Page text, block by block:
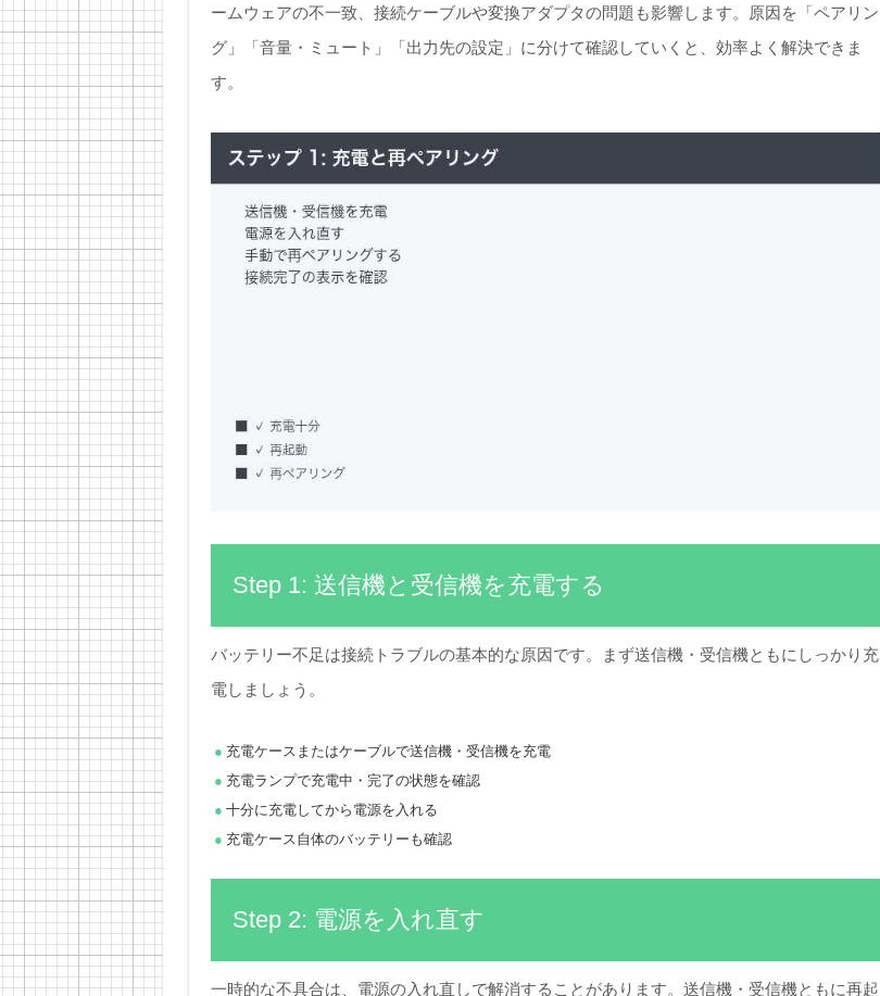
ームウェアの不一致、接続ケーブルや変換アダプタの問題も影響します。原因を「ペアリン
グ」「音量・ミュート」「出力先の設定」に分けて確認していくと、効率よく解決できま
す。
Step 1: 送信機と受信機を充電する
バッテリー不足は接続トラブルの基本的な原因です。まず送信機・受信機ともにしっかり充
電しましょう。
充電ケースまたはケーブルで送信機・受信機を充電
充電ランプで充電中・完了の状態を確認
十分に充電してから電源を入れる
充電ケース自体のバッテリーも確認
Step 2: 電源を入れ直す
一時的な不具合は、電源の入れ直しで解消することがあります。送信機・受信機ともに再起